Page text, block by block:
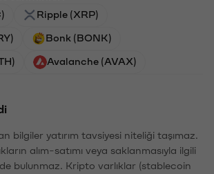
Ripple (XRP)
Bonk (BONK)
Avalanche (AVAX)
bilgiler yatırım tavsiyesi niteliği taşımaz.
alım-satımı veya saklanmasıyla ilgili
bulunmaz. Kripto varlıklar (stablecoin